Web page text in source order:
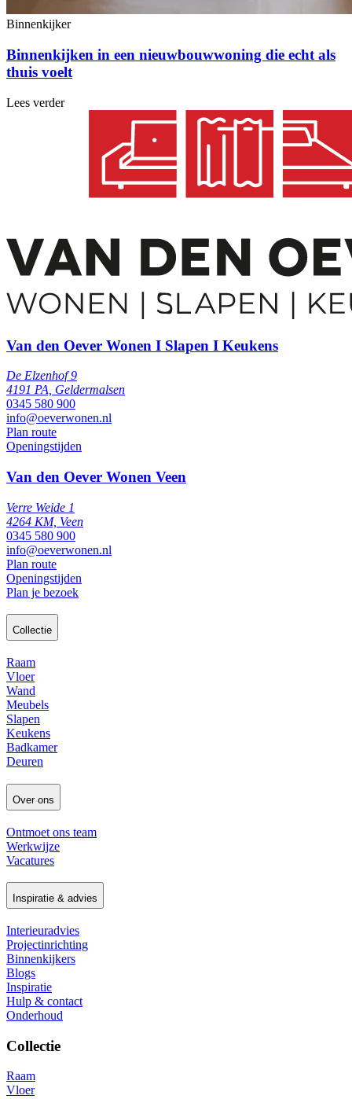
Binnenkijker
Binnenkijken in een nieuwbouwwoning die echt als
thuis voelt
Lees verder
Van den Oever Wonen I Slapen I Keukens
De Elzenhof 9
4191 PA, Geldermalsen
0345 580 900
info@oeverwonen.nl
Plan route
Openingstijden
Van den Oever Wonen Veen
Verre Weide 1
4264 KM, Veen
0345 580 900
info@oeverwonen.nl
Plan route
Openingstijden
Plan je bezoek
Collectie
Raam
Vloer
Wand
Meubels
Slapen
Keukens
Badkamer
Deuren
Over ons
Ontmoet ons team
Werkwijze
Vacatures
Inspiratie & advies
Interieuradvies
Projectinrichting
Binnenkijkers
Blogs
Inspiratie
Hulp & contact
Onderhoud
Collectie
Raam
Vloer